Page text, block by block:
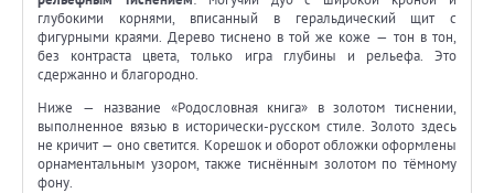
глубокими корнями, вписанный в геральдический щит с
фигурными краями. Дерево тиснено в той же коже — тон в тон,
без контраста цвета, только игра глубины и рельефа. Это
сдержанно и благородно.
Ниже — название «Родословная книга» в золотом тиснении,
выполненное вязью в исторически-русском стиле. Золото здесь
не кричит — оно светится. Корешок и оборот обложки оформлены
орнаментальным узором, также тиснённым золотом по тёмному
фону.